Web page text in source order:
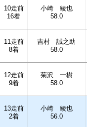
10走前
16着
小崎 綾也
58.0
11走前
8着
吉村 誠之助
58.0
12走前
9着
菊沢 一樹
58.0
13走前
2着
小崎 綾也
56.0